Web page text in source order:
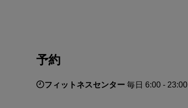
予約
フィットネスセンター毎日 6:00 - 23:00